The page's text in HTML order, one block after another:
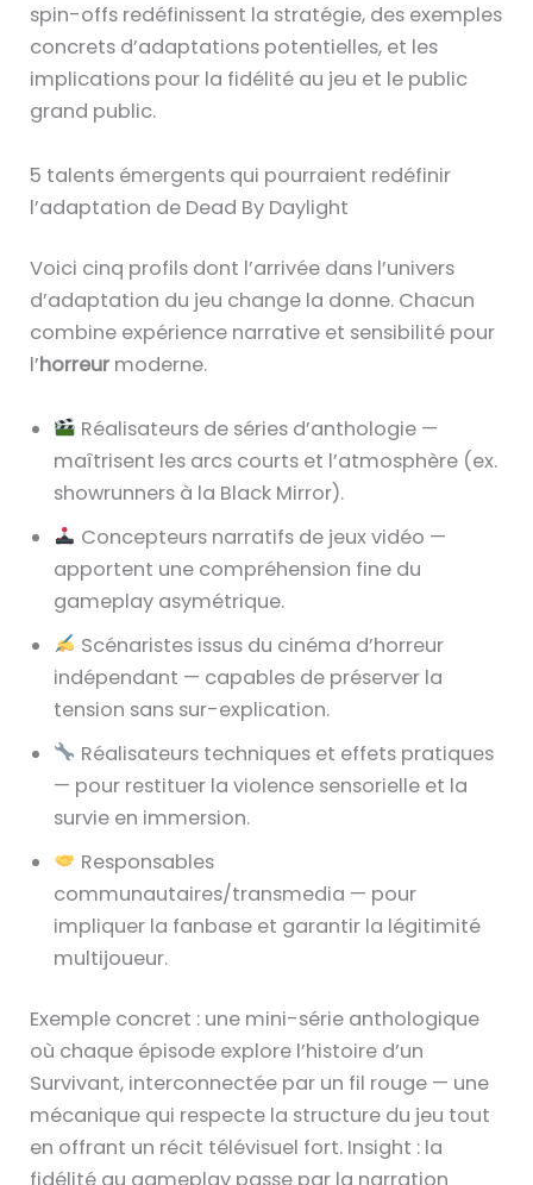
spin-offs redéfinissent la stratégie, des exemples
concrets d’adaptations potentielles, et les
implications pour la fidélité au jeu et le public
grand public.
5 talents émergents qui pourraient redéfinir
l’adaptation de Dead By Daylight
Voici cinq profils dont l’arrivée dans l’univers
d’adaptation du jeu change la donne. Chacun
combine expérience narrative et sensibilité pour
l’horreur moderne.
Réalisateurs de séries d’anthologie —
maîtrisent les arcs courts et l’atmosphère (ex.
showrunners à la Black Mirror).
Concepteurs narratifs de jeux vidéo —
apportent une compréhension fine du
gameplay asymétrique.
Scénaristes issus du cinéma d’horreur
indépendant — capables de préserver la
tension sans sur-explication.
Réalisateurs techniques et effets pratiques
— pour restituer la violence sensorielle et la
survie en immersion.
Responsables
communautaires/transmedia — pour
impliquer la fanbase et garantir la légitimité
multijoueur.
Exemple concret : une mini-série anthologique
où chaque épisode explore l’histoire d’un
Survivant, interconnectée par un fil rouge — une
mécanique qui respecte la structure du jeu tout
en offrant un récit télévisuel fort. Insight : la